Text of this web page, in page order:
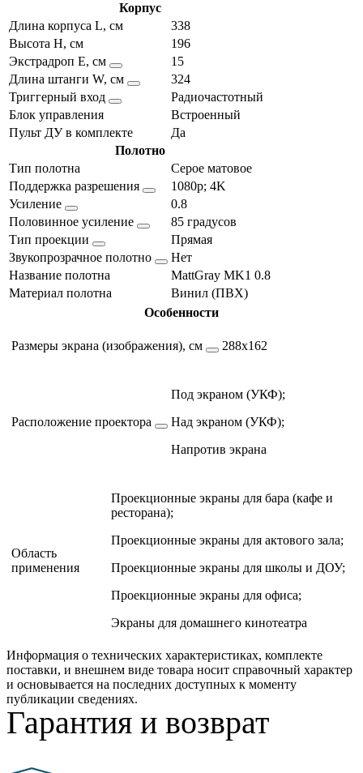
Корпус
Длина корпуса L, см
338
Высота H, см
196
Экстрадроп E, см
15
Длина штанги W, см
324
Триггерный вход
Радиочастотный
Блок управления
Встроенный
Пульт ДУ в комплекте
Да
Полотно
Тип полотна
Серое матовое
Поддержка разрешения
1080p; 4K
Усиление
0.8
Половинное усиление
85 градусов
Тип проекции
Прямая
Звукопрозрачное полотно
Нет
Название полотна
MattGray MK1 0.8
Материал полотна
Винил (ПВХ)
Особенности
Размеры экрана (изображения), см 288х162
Расположение проектора
Под экраном (УКФ);
Над экраном (УКФ);
Напротив экрана
Область
применения
Проекционные экраны для бара (кафе и
ресторана);
Проекционные экраны для актового зала;
Проекционные экраны для школы и ДОУ;
Проекционные экраны для офиса;
Экраны для домашнего кинотеатра
Информация о технических характеристиках, комплекте
поставки, и внешнем виде товара носит справочный характер
и основывается на последних доступных к моменту
публикации сведениях.
Гарантия и возврат